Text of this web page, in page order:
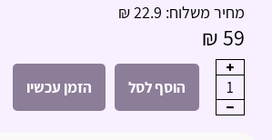
מחיר משלוח: 22.9 ₪
59 ₪
1 הוסף לסל הזמן עכשיו